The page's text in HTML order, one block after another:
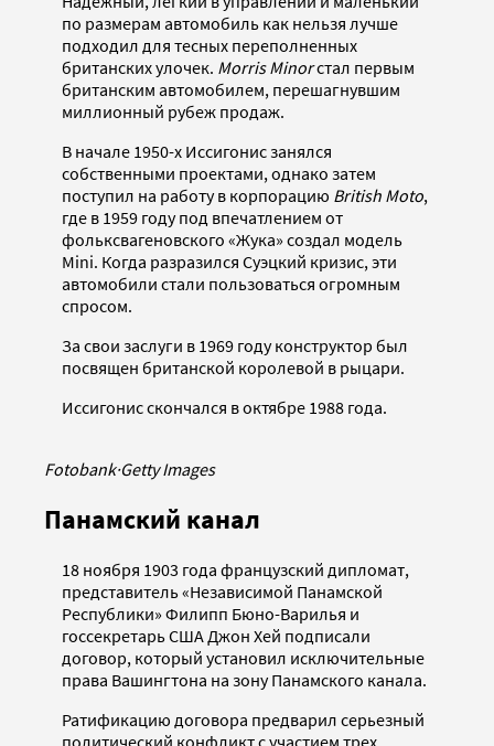
по размерам автомобиль как нельзя лучше
подходил для тесных переполненных
британских улочек. Morris Minorстал первым
британским автомобилем, перешагнувшим
миллионный рубеж продаж.
В начале 1950-х Иссигонис занялся
собственными проектами, однако затем
поступил на работу в корпорацию British Moto,
где в 1959 году под впечатлением от
фольксвагеновского «Жука» создал модель
Mini. Когда разразился Суэцкий кризис, эти
автомобили стали пользоваться огромным
спросом.
За свои заслуги в 1969 году конструктор был
посвящен британской королевой в рыцари.
Иссигонис скончался в октябре 1988 года.
Fotobank·Getty Images
Панамский канал
18 ноября 1903 года французский дипломат,
представитель «Независимой Панамской
Республики» Филипп Бюно-Варилья и
госсекретарь США Джон Хей подписали
договор, который установил исключительные
права Вашингтона на зону Панамского канала.
Ратификацию договора предварил серьезный